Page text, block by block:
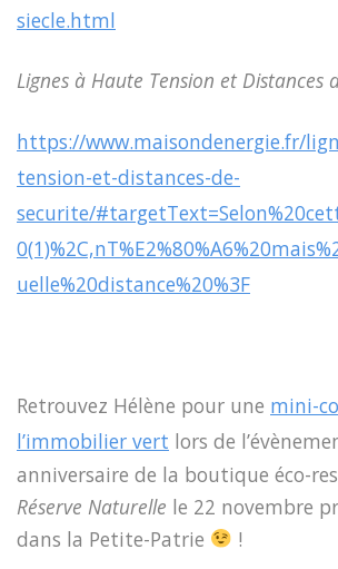
siecle.html
Lignes à Haute Tension et Distances
https://www.maisondenergie.fr/
tension-et-distances-de-
securite/
uelle%20distance%20%3F
Retrouvez Hélène pour une mini-
l’immobilier vert lors de
anniversaire de la boutique éco-
Réserve Naturelle le 22 novembre
dans la Petite-Patrie
!